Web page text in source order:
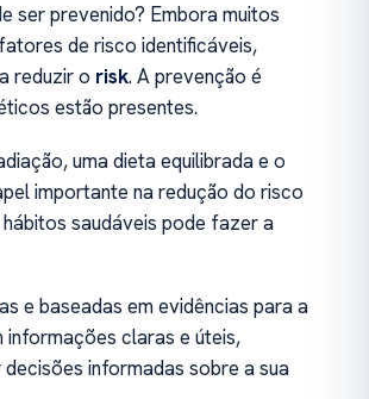
ser prevenido? Embora muitos
fatores de risco identificáveis,
reduzir o risk. A prevenção é
estão presentes.
uma dieta equilibrada e o
importante na redução do risco
saudáveis pode fazer a
e baseadas em evidências para a
claras e úteis,
informadas sobre a sua